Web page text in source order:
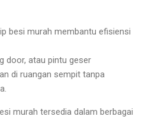
besi murah membantu efisiensi
door, atau pintu geser
di ruangan sempit tanpa
murah tersedia dalam berbagai